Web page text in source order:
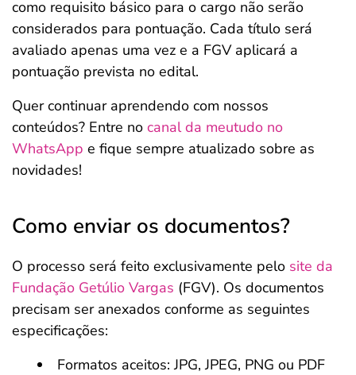
como requisito básico para o cargo não serão
considerados para pontuação. Cada título será
avaliado apenas uma vez e a FGV aplicará a
pontuação prevista no edital.
Quer continuar aprendendo com nossos
conteúdos? Entre no canal da meutudo no
WhatsApp e fique sempre atualizado sobre as
novidades!
Como enviar os documentos?
O processo será feito exclusivamente pelo site da
Fundação Getúlio Vargas (FGV). Os documentos
precisam ser anexados conforme as seguintes
especificações:
Formatos aceitos: JPG, JPEG, PNG ou PDF